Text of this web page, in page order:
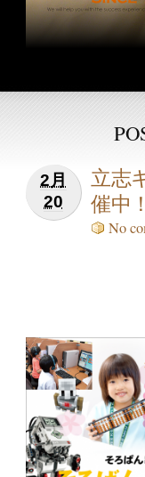
2月
20
立志
催中！
No